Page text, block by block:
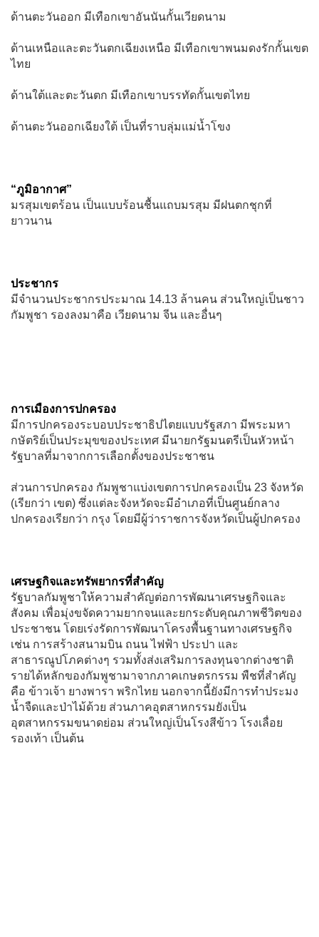
ด้านตะวันออก มีเทือกเขาอันนันกั้นเวียดนาม
ด้านเหนือและตะวันตกเฉียงเหนือ มีเทือกเขาพนมดงรักกั้นเขต
ไทย
ด้านใต้และตะวันตก มีเทือกเขาบรรทัดกั้นเขตไทย
ด้านตะวันออกเฉียงใต้ เป็นที่ราบลุ่มแม่น้ำโขง
“ภูมิอากาศ”
มรสุมเขตร้อน เป็นแบบร้อนชื้นแถบมรสุม มีฝนตกชุกที่
ยาวนาน
ประชากร
มีจำนวนประชากรประมาณ 14.13 ล้านคน ส่วนใหญ่เป็นชาว
กัมพูชา รองลงมาคือ เวียดนาม จีน และอื่นๆ
การเมืองการปกครอง
มีการปกครองระบอบประชาธิปไตยแบบรัฐสภา มีพระมหา
กษัตริย์เป็นประมุขของประเทศ มีนายกรัฐมนตรีเป็นหัวหน้า
รัฐบาลที่มาจากการเลือกตั้งของประชาชน
ส่วนการปกครอง กัมพูชาแบ่งเขตการปกครองเป็น 23 จังหวัด
(เรียกว่า เขต) ซึ่งแต่ละจังหวัดจะมีอำเภอที่เป็นศูนย์กลาง
ปกครองเรียกว่า กรุง โดยมีผู้ว่าราชการจังหวัดเป็นผู้ปกครอง
เศรษฐกิจและทรัพยากรที่สำคัญ
รัฐบาลกัมพูชาให้ความสำคัญต่อการพัฒนาเศรษฐกิจและ
สังคม เพื่อมุ่งขจัดความยากจนและยกระดับคุณภาพชีวิตของ
ประชาชน โดยเร่งรัดการพัฒนาโครงพื้นฐานทางเศรษฐกิจ
เช่น การสร้างสนามบิน ถนน ไฟฟ้า ประปา และ
สาธารณูปโภคต่างๆ รวมทั้งส่งเสริมการลงทุนจากต่างชาติ
รายได้หลักของกัมพูชามาจากภาคเกษตรกรรม พืชที่สำคัญ
คือ ข้าวเจ้า ยางพารา พริกไทย นอกจากนี้ยังมีการทำประมง
น้ำจืดและป่าไม้ด้วย ส่วนภาคอุตสาหกรรมยังเป็น
อุตสาหกรรมขนาดย่อม ส่วนใหญ่เป็นโรงสีข้าว โรงเลื่อย
รองเท้า เป็นต้น